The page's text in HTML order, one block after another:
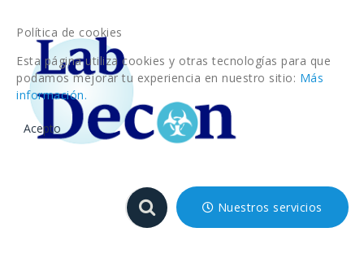
contenido
Nuestros servicios
Política de cookies
Esta página utiliza cookies y otras tecnologías para que
podamos mejorar tu experiencia en nuestro sitio: Más
información.
Acepto